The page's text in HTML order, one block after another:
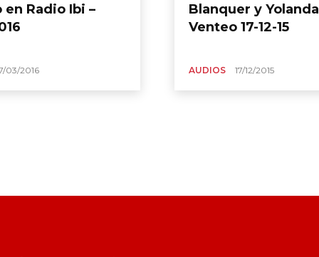
en Radio Ibi –
03/2016
Blanquer y Yolanda
Venteo 17-12-15
AUDIOS 17/12/2015